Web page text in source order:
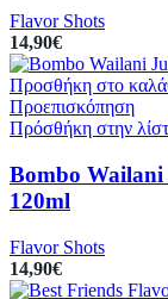
Flavor Shots
14,90€
Προσθήκη στο
Προεπισκόπηση
Πρόσθήκη στην
Bombo
120ml
Flavor Shots
14,90€